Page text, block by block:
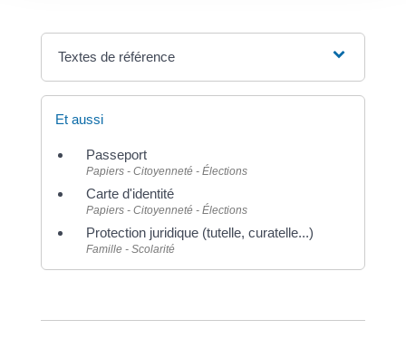
Textes de référence
Et aussi
Passeport
Papiers - Citoyenneté - Élections
Carte d'identité
Papiers - Citoyenneté - Élections
Protection juridique (tutelle, curatelle...)
Famille - Scolarité